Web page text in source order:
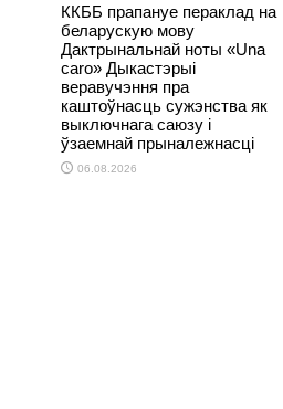
ККББ прапануе пераклад на
беларускую мову
Дактрынальнай ноты «Una
caro» Дыкастэрыі
веравучэння пра
каштоўнасць сужэнства як
выключнага саюзу і
ўзаемнай прыналежнасці
06.08.2026